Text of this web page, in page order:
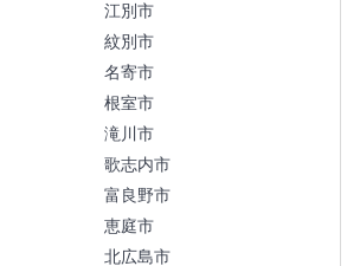
江別市
紋別市
名寄市
根室市
滝川市
歌志内市
富良野市
恵庭市
北広島市